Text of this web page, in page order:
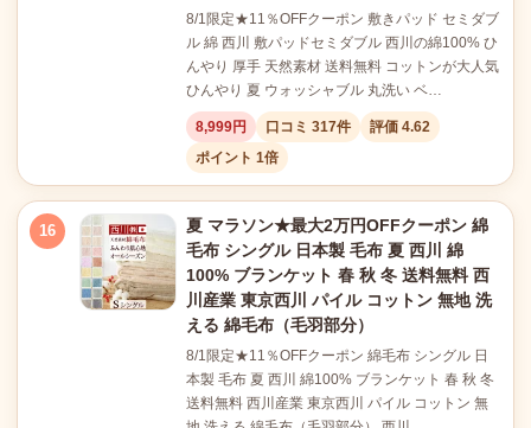
8/1限定★11％OFFクーポン 敷きパッド セミダブ
ル 綿 西川 敷パッドセミダブル 西川の綿100% ひ
んやり 厚手 天然素材 送料無料 コットンが大人気
ひんやり 夏 ウォッシャブル 丸洗い ベ…
8,999円 口コミ 317件
評価 4.62
ポイント 1倍
16
夏 マラソン★最大2万円OFFクーポン 綿
毛布 シングル 日本製 毛布 夏 西川 綿
100% ブランケット 春 秋 冬 送料無料 西
川産業 東京西川 パイル コットン 無地 洗
える 綿毛布（毛羽部分）
8/1限定★11％OFFクーポン 綿毛布 シングル 日
本製 毛布 夏 西川 綿100% ブランケット 春 秋 冬
送料無料 西川産業 東京西川 パイル コットン 無